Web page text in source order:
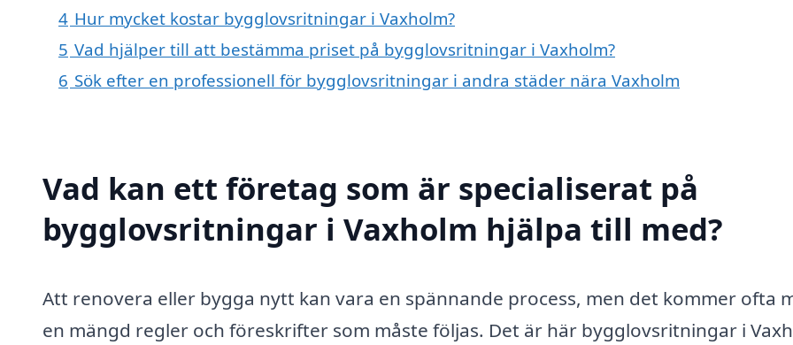
4 Hur mycket kostar bygglovsritningar i Vaxholm?
5 Vad hjälper till att bestämma priset på bygglovsritningar i Vaxholm?
6 Sök efter en professionell för bygglovsritningar i andra städer nära Vaxholm
Vad kan ett företag som är specialiserat på
bygglovsritningar i Vaxholm hjälpa till med?
Att renovera eller bygga nytt kan vara en spännande process, men det kommer ofta
en mängd regler och föreskrifter som måste följas. Det är här bygglovsritningar i